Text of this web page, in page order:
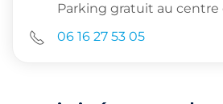
Parking gratuit au centre
06 16 27 53 05